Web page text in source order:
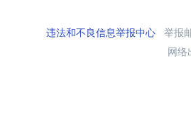
违法和不良信息举报中心举报
网